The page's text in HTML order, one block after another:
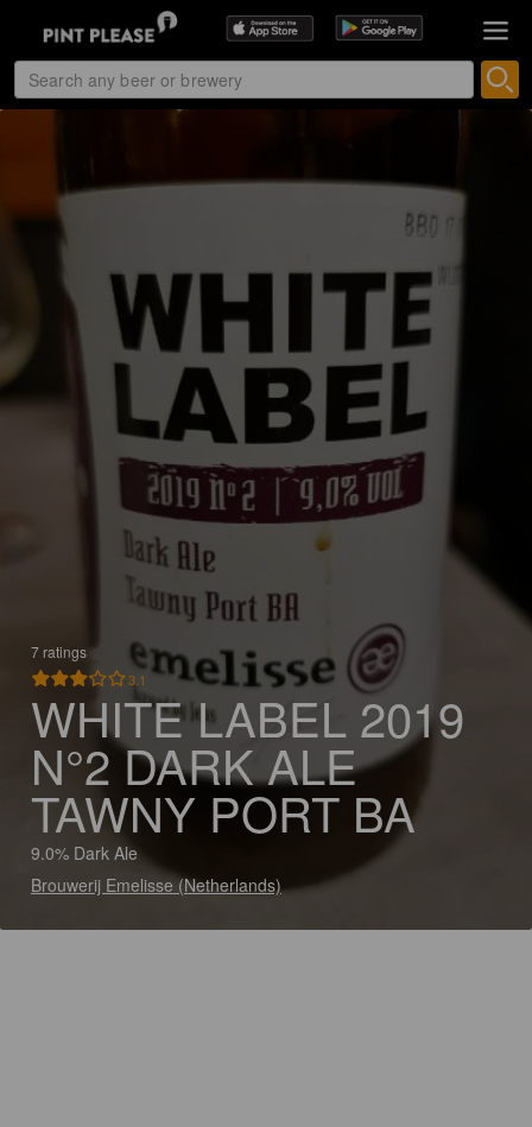
7 ratings
3.1
WHITE LABEL 2019
N°2 DARK ALE
TAWNY PORT BA
9.0% Dark Ale
Brouwerij Emelisse (Netherlands)